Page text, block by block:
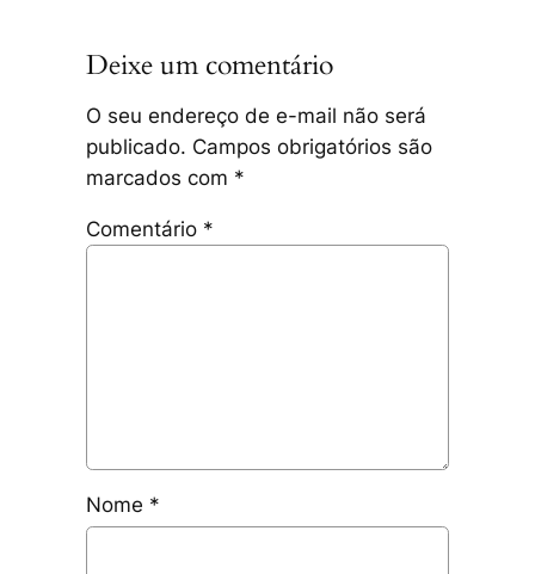
Deixe um comentário
O seu endereço de e-mail não será
publicado. Campos obrigatórios são
marcados com *
Comentário *
Nome *